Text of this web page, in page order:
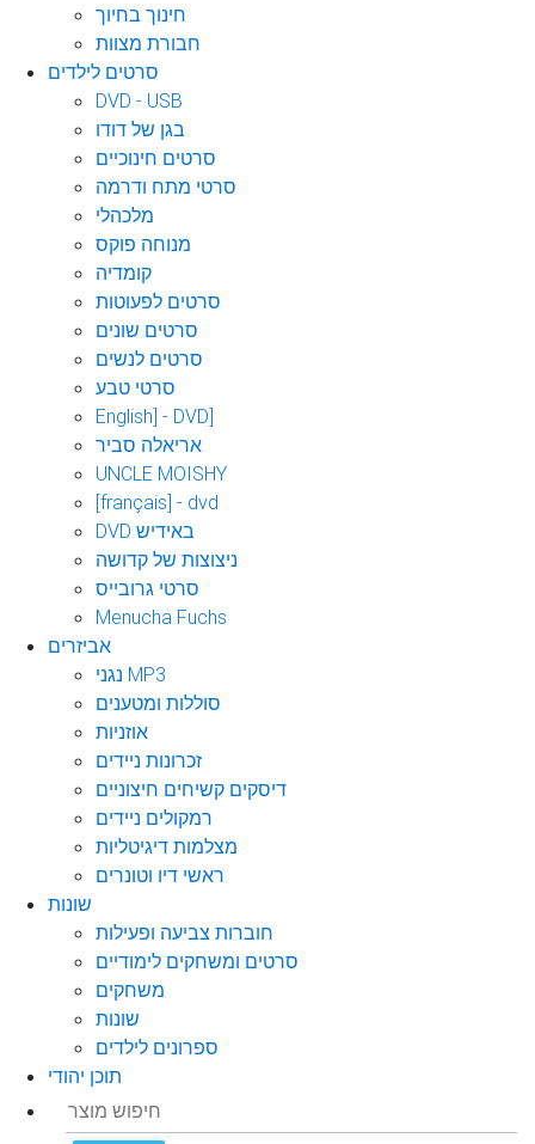
חינוך בחיוך
חבורת מצוות
סרטים לילדים
DVD - USB
בגן של דודו
סרטים חינוכיים
סרטי מתח ודרמה
מלכהלי
מנוחה פוקס
קומדיה
סרטים לפעוטות
סרטים שונים
סרטים לנשים
סרטי טבע
English] - DVD]
אריאלה סביר
UNCLE MOISHY
[français] - dvd
DVD באידיש
ניצוצות של קדושה
סרטי גרובייס
Menucha Fuchs
אביזרים
נגני MP3
סוללות ומטענים
אוזניות
זכרונות ניידים
דיסקים קשיחים חיצוניים
רמקולים ניידים
מצלמות דיגיטליות
ראשי דיו וטונרים
שונות
חוברות צביעה ופעילות
סרטים ומשחקים לימודיים
משחקים
שונות
ספרונים לילדים
תוכן יהודי